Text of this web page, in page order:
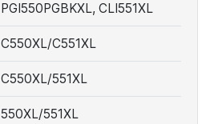
PGI550PGBKXL, CLI551XL
C550XL/C551XL
C550XL/551XL
550XL/551XL